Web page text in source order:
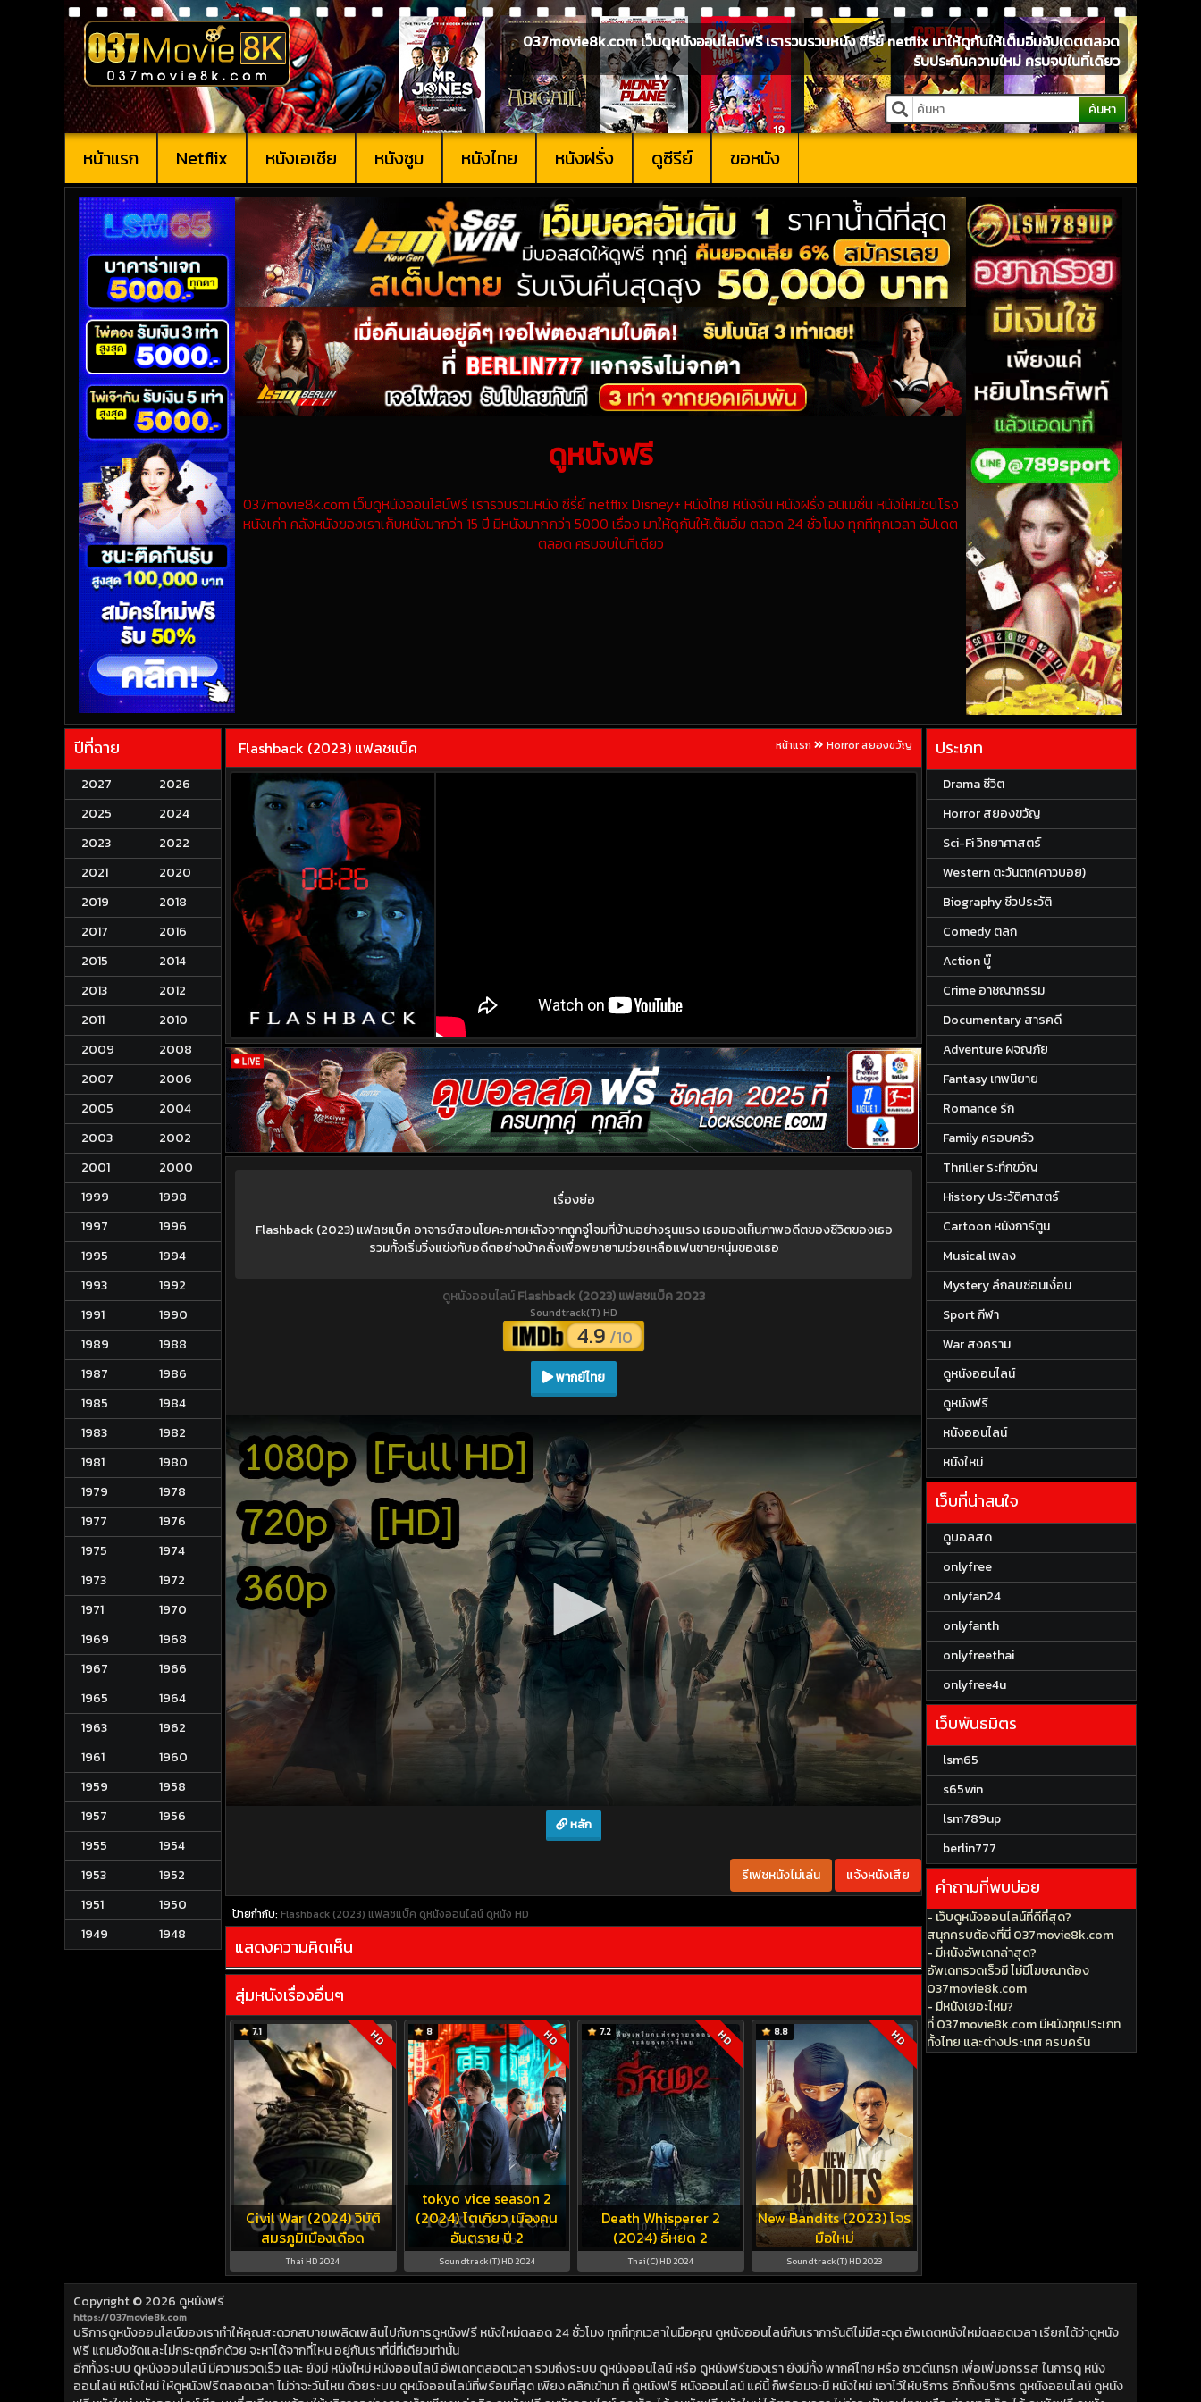
037movie8k.com เว็บดูหนังออนไลน์ฟรี เรารวบรวมหนัง ซีรี่ย์ netflix มาให้ดูกันให้เต็มอิ่มอัปเดตตลอด
รับประกันความใหม่ ครบจบในที่เดียว
ค้นหา
หน้าแรก Netflix หนังเอเชีย หนังซูม หนังไทย หนังฝรั่ง ดูซีรีย์ ขอหนัง
ดูหนังฟรี
037movie8k.com เว็บดูหนังออนไลน์ฟรี เรารวบรวมหนัง ซีรี่ย์ netflix Disney+ หนังไทย หนังจีน หนังฝรั่ง อนิเมชั่น หนังใหม่ชนโรง
หนังเก่า คลังหนังของเราเก็บหนังมากว่า 15 ปี มีหนังมากกว่า 5000 เรื่อง มาให้ดูกันให้เต็มอิ่ม ตลอด 24 ชั่วโมง ทุกทีทุกเวลา อัปเดต
ตลอด ครบจบในที่เดียว
ปีที่ฉาย
2027
2026
2025
2024
2023
2022
2021
2020
2019
2018
2017
2016
2015
2014
2013
2012
2011
2010
2009
2008
2007
2006
2005
2004
2003
2002
2001
2000
1999
1998
1997
1996
1995
1994
1993
1992
1991
1990
1989
1988
1987
1986
1985
1984
1983
1982
1981
1980
1979
1978
1977
1976
1975
1974
1973
1972
1971
1970
1969
1968
1967
1966
1965
1964
1963
1962
1961
1960
1959
1958
1957
1956
1955
1954
1953
1952
1951
1950
1949
1948
Flashback (2023) แฟลชแบ็ค หน้าแรก Horror สยองขวัญ
เรื่องย่อ
Flashback (2023) แฟลชแบ็ค อาจารย์สอนโยคะภายหลังจากถูกจู่โจมที่บ้านอย่างรุนแรง เธอมองเห็นภาพอดีตของชีวิตของเธอ
รวมทั้งเริ่มวิ่งแข่งกับอดีตอย่างบ้าคลั่งเพื่อพยายามช่วยเหลือแฟนชายหนุ่มของเธอ
ดูหนังออนไลน์Flashback (2023) แฟลชแบ็ค 2023
Soundtrack(T) HD
4.9 /10
พากย์ไทย
หลัก
รีเฟชหนังไม่เล่น แจ้งหนังเสีย
ป้ายกำกับ: Flashback (2023) แฟลชแบ็ค ดูหนังออนไลน์ ดูหนัง HD
แสดงความคิดเห็น
สุ่มหนังเรื่องอื่นๆ
Civil War (2024) วิบัติ
สมรภูมิเมืองเดือด
7.1 HD
Thai HD 2024
tokyo vice season 2
(2024) โตเกียว เมืองคน
อันตราย ปี 2
8 HD
Soundtrack(T) HD 2024
Death Whisperer 2
(2024) ธี่หยด 2
7.2 HD
Thai(C) HD 2024
New Bandits (2023) โจร
มือใหม่
8.8 HD
Soundtrack(T) HD 2023
ประเภท
Drama ชีวิต
Horror สยองขวัญ
Sci-Fi วิทยาศาสตร์
Western ตะวันตก(คาวบอย)
Biography ชีวประวัติ
Comedy ตลก
Action บู๊
Crime อาชญากรรม
Documentary สารคดี
Adventure ผจญภัย
Fantasy เทพนิยาย
Romance รัก
Family ครอบครัว
Thriller ระทึกขวัญ
History ประวัติศาสตร์
Cartoon หนังการ์ตูน
Musical เพลง
Mystery ลึกลบซ่อนเงื่อน
Sport กีฬา
War สงคราม
ดูหนังออนไลน์
ดูหนังฟรี
หนังออนไลน์
หนังใหม่
เว็บที่น่าสนใจ
ดูบอลสด
onlyfree
onlyfan24
onlyfanth
onlyfreethai
onlyfree4u
เว็บพันธมิตร
lsm65
s65win
lsm789up
berlin777
คำถามที่พบบ่อย
- เว็บดูหนังออนไลน์ที่ดีที่สุด?
สนุกครบต้องที่นี่ 037movie8k.com
- มีหนังอัพเดทล่าสุด?
อัพเดทรวดเร็วมี ไม่มีโฆษณาต้อง
037movie8k.com
- มีหนังเยอะไหม?
ที่ 037movie8k.com มีหนังทุกประเภท
ทั้งไทย และต่างประเทศ ครบครัน
Copyright © 2026 ดูหนังฟรี
https://037movie8k.com
บริการดูหนังออนไลน์ของเราทำให้คุณสะดวกสบายเพลิดเพลินไปกับการดูหนังฟรี หนังใหม่ตลอด 24 ชั่วโมง ทุกที่ทุกเวลาในมือคุณ ดูหนังออนไลน์กับเราการันตีไม่มีสะดุด อัพเดตหนังใหม่ตลอดเวลา เรียกได้ว่าดูหนัง
ฟรี แถมยังชัดและไม่กระตุกอีกด้วย จะหาได้จากที่ไหน อยู่กับเราที่นี่ที่เดียวเท่านั้น
อีกทั้งระบบ ดูหนังออนไลน์ มีความรวดเร็ว และ ยังมี หนังใหม่ หนังออนไลน์ อัพเดทตลอดเวลา รวมถึงระบบ ดูหนังออนไลน์ หรือ ดูหนังฟรีของเรา ยังมีทั้ง พากค์ไทย หรือ ซาวด์แทรก เพื่อเพิ่มอถรรส ในการดู หนัง
ออนไลน์ หนังใหม่ ให้ดูหนังฟรีตลอดเวลา ไม่ว่าจะวันไหน ด้วยระบบ ดูหนังออนไลน์ที่พร้อมที่สุด เพียง คลิกเข้ามา ที่ ดูหนังฟรี หนังออนไลน์ แค่นี้ ก็พร้อมจะมี หนังใหม่ เอาไว้ให้บริการ อีกทั้งบริการ ดูหนังออนไลน์ ดูหนัง